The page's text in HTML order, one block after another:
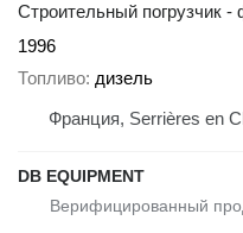
Строительный погрузчик -
1996
Топливо дизель
Франция, Serrières en
DB EQUIPMENT